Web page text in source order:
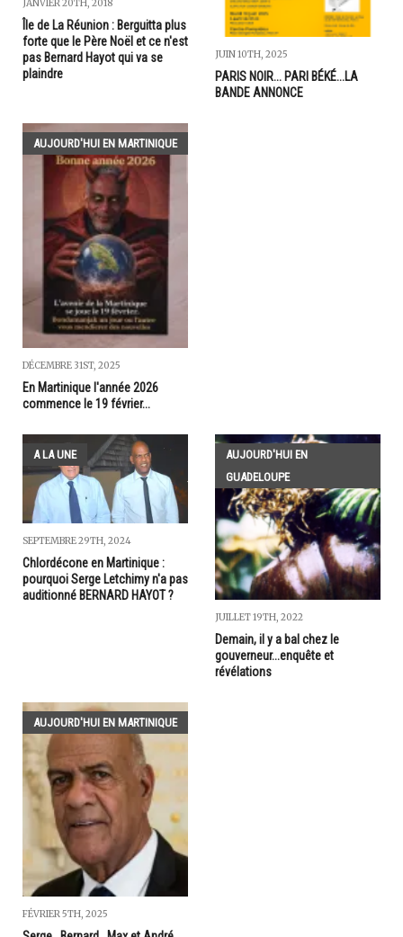
JANVIER 20TH, 2018
Île de La Réunion : Berguitta plus
forte que le Père Noël et ce n'est
pas Bernard Hayot qui va se
plaindre
JUIN 10TH, 2025
PARIS NOIR... PARI BÉKÉ...LA
BANDE ANNONCE
AUJOURD'HUI EN MARTINIQUE
DÉCEMBRE 31ST, 2025
En Martinique l'année 2026
commence le 19 février...
A LA UNE
SEPTEMBRE 29TH, 2024
Chlordécone en Martinique :
pourquoi Serge Letchimy n'a pas
auditionné BERNARD HAYOT ?
AUJOURD'HUI EN
GUADELOUPE
JUILLET 19TH, 2022
Demain, il y a bal chez le
gouverneur...enquête et
révélations
AUJOURD'HUI EN MARTINIQUE
FÉVRIER 5TH, 2025